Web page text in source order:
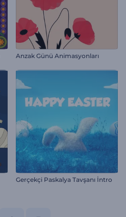
Anzak Günü Animasyonları
Gerçekçi Paskalya Tavşanı İntro